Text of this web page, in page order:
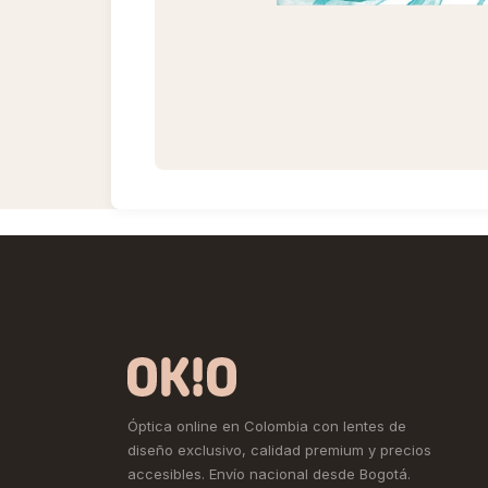
Óptica online en Colombia con lentes de
diseño exclusivo, calidad premium y precios
accesibles. Envío nacional desde Bogotá.